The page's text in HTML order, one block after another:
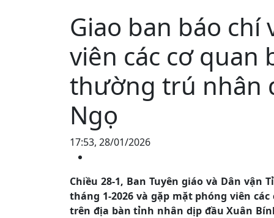
Giao ban báo chí
viên các cơ quan
thường trú nhân
Ngọ
17:53, 28/01/2026
Chiều 28-1, Ban Tuyên giáo và Dân vận
tháng 1-2026 và gặp mặt phóng viên
trên địa bàn tỉnh nhân dịp đầu Xuân